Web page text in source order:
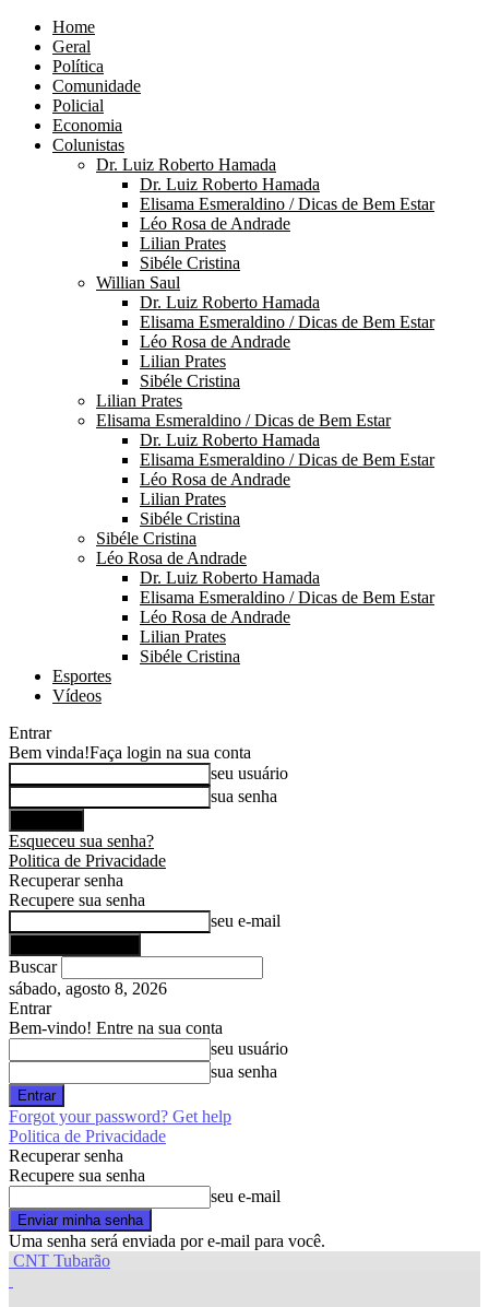
Home
Geral
Política
Comunidade
Policial
Economia
Colunistas
Dr. Luiz Roberto Hamada
Dr. Luiz Roberto Hamada
Elisama Esmeraldino / Dicas de Bem Estar
Léo Rosa de Andrade
Lilian Prates
Sibéle Cristina
Willian Saul
Dr. Luiz Roberto Hamada
Elisama Esmeraldino / Dicas de Bem Estar
Léo Rosa de Andrade
Lilian Prates
Sibéle Cristina
Lilian Prates
Elisama Esmeraldino / Dicas de Bem Estar
Dr. Luiz Roberto Hamada
Elisama Esmeraldino / Dicas de Bem Estar
Léo Rosa de Andrade
Lilian Prates
Sibéle Cristina
Sibéle Cristina
Léo Rosa de Andrade
Dr. Luiz Roberto Hamada
Elisama Esmeraldino / Dicas de Bem Estar
Léo Rosa de Andrade
Lilian Prates
Sibéle Cristina
Esportes
Vídeos
Entrar
Bem vinda!Faça login na sua conta
seu usuário
sua senha
Esqueceu sua senha?
Politica de Privacidade
Recuperar senha
Recupere sua senha
seu e-mail
Buscar
sábado, agosto 8, 2026
Entrar
Bem-vindo! Entre na sua conta
seu usuário
sua senha
Forgot your password? Get help
Politica de Privacidade
Recuperar senha
Recupere sua senha
seu e-mail
Uma senha será enviada por e-mail para você.
CNT Tubarão